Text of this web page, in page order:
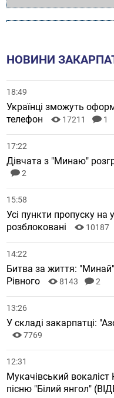
НОВИНИ
18:49
Українці зможуть
телефон
17211 1
17:22
Дівчата з "Минаю"
2
15:58
Усі пункти пропуску на
розблоковані
10187
14:22
Битва за життя:
Рівного
8143 2
13:26
У складі закарпатці:
7769
12:31
Мукачівський
пісню "Білий янгол"